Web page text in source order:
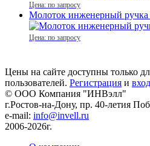
Цена: по запросу
Молоток инженерный
Цена: по запросу
Цены на сайте доступны только
пользователей. Регистрация и
© ООО Компания "ИНВэлл"
г.Ростов-на-Дону, пр. 40-летия
e-mail: info@invell.ru
2006-2026г.